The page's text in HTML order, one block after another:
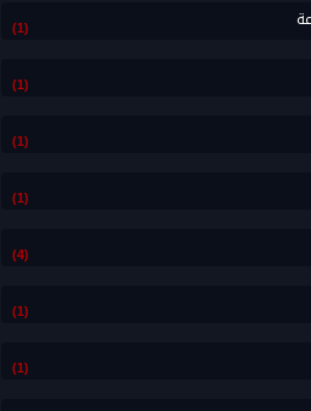
(1)
(1)
(1)
(1)
(4)
(1)
(1)